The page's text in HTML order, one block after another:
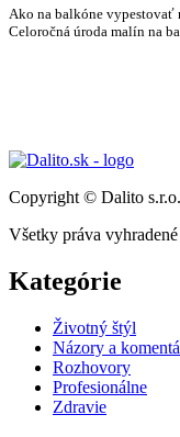
Ako na balkóne vypestovať
Celoročná úroda malín na
Copyright © Dalito
Všetky práva vyhradené
Kategórie
Životný štýl
Názory a
Rozhovory
Profesionálne
Zdravie